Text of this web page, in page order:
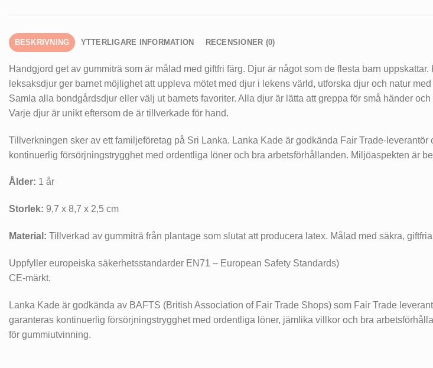
BESKRIVNING YTTERLIGARE INFORMATION RECENSIONER (0)
Handgjord get av gummiträ som är målad med giftfri färg. Djur är något som de flesta barn
leksaksdjur ger barnet möjlighet att uppleva mötet med djur i lekens värld, utforska djur och natur
Samla alla bondgårdsdjur eller välj ut barnets favoriter. Alla djur är lätta att greppa för små händer
Varje djur är unikt eftersom de är tillverkade för hand.
Tillverkningen sker av ett familjeföretag på Sri Lanka. Lanka Kade är godkända Fair Trade-
kontinuerlig försörjningstrygghet med ordentliga löner och bra arbetsförhållanden. Miljöaspekten är
Ålder: 1 år
Storlek: 9,7 x 8,7 x 2,5 cm
Material: Tillverkad av gummiträ från plantage som slutat att producera latex. Målad med säkra, giftfria
Uppfyller europeiska säkerhetsstandarder EN71 – European Safety Standards)
CE-märkt.
Lanka Kade är godkända av BAFTS (British Association of Fair Trade Shops) som Fair Trade
garanteras kontinuerlig försörjningstrygghet med ordentliga löner, jämlika villkor och bra
för gummiutvinning.